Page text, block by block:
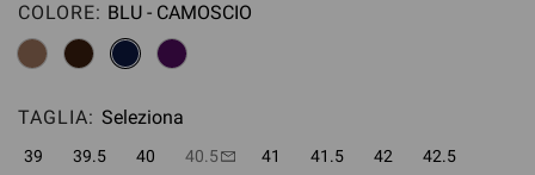
COLORE: Seleziona
BLU - CAMOSCIO
TAGLIA: Seleziona
39 39.5 40 40.5 41 41.5 42 42.5